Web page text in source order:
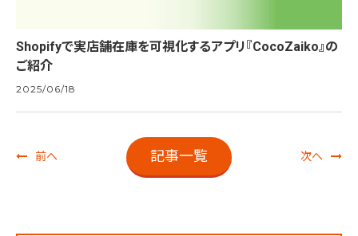
Shopifyで実店舗在庫を可視化するアプリ『CocoZaiko』の
ご紹介
2025/06/18
前へ 記事一覧 次へ